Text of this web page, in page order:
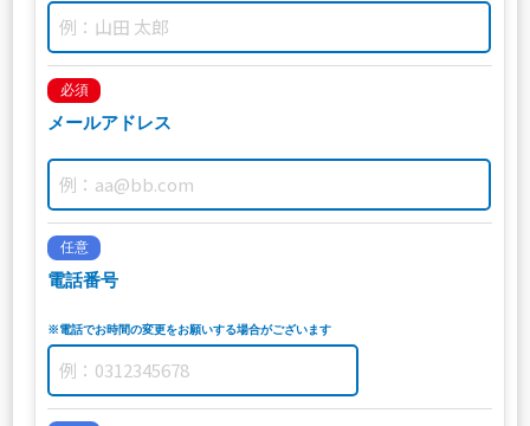
必須
メールアドレス
任意
電話番号
※電話でお時間の変更をお願いする場合がございます